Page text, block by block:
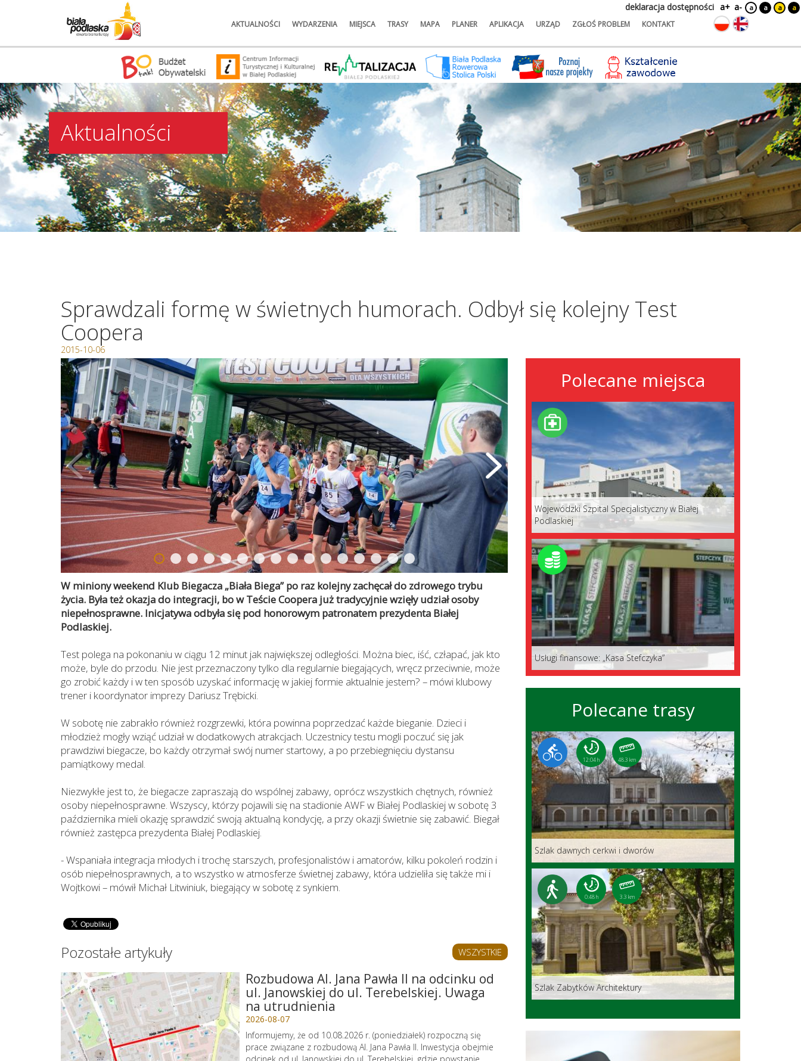
AKTUALNOŚCI WYDARZENIA MIEJSCA TRASY MAPA PLANER APLIKACJA URZĄD ZGŁOŚ PROBLEM KONTAKT
deklaracja dostępności a+ a- a a a a
Aktualności
Sprawdzali formę w świetnych humorach. Odbył się kolejny Test
Coopera
2015-10-06
W miniony weekend Klub Biegacza „Biała Biega” po raz kolejny zachęcał do zdrowego trybu
życia. Była też okazja do integracji, bo w Teście Coopera już tradycyjnie wzięły udział osoby
niepełnosprawne. Inicjatywa odbyła się pod honorowym patronatem prezydenta Białej
Podlaskiej.
Test polega na pokonaniu w ciągu 12 minut jak największej odległości. Można biec, iść, człapać, jak kto
może, byle do przodu. Nie jest przeznaczony tylko dla regularnie biegających, wręcz przeciwnie, może
go zrobić każdy i w ten sposób uzyskać informację w jakiej formie aktualnie jestem? – mówi klubowy
trener i koordynator imprezy Dariusz Trębicki.
W sobotę nie zabrakło również rozgrzewki, która powinna poprzedzać każde bieganie. Dzieci i
młodzież mogły wziąć udział w dodatkowych atrakcjach. Uczestnicy testu mogli poczuć się jak
prawdziwi biegacze, bo każdy otrzymał swój numer startowy, a po przebiegnięciu dystansu
pamiątkowy medal.
Niezwykłe jest to, że biegacze zapraszają do wspólnej zabawy, oprócz wszystkich chętnych, również
osoby niepełnosprawne. Wszyscy, którzy pojawili się na stadionie AWF w Białej Podlaskiej w sobotę 3
października mieli okazję sprawdzić swoją aktualną kondycję, a przy okazji świetnie się zabawić. Biegał
również zastępca prezydenta Białej Podlaskiej.
- Wspaniała integracja młodych i trochę starszych, profesjonalistów i amatorów, kilku pokoleń rodzin i
osób niepełnosprawnych, a to wszystko w atmosferze świetnej zabawy, która udzieliła się także mi i
Wojtkowi – mówił Michał Litwiniuk, biegający w sobotę z synkiem.
Pozostałe artykuły WSZYSTKIE
Rozbudowa Al. Jana Pawła II na odcinku od
ul. Janowskiej do ul. Terebelskiej. Uwaga
na utrudnienia
2026-08-07
Informujemy, że od 10.08.2026 r. (poniedziałek) rozpoczną się
prace związane z rozbudową Al. Jana Pawła II. Inwestycja obejmie
Polecane miejsca
Wojewódzki Szpital Specjalistyczny w Białej
Podlaskiej
Usługi finansowe: „Kasa Stefczyka”
Polecane trasy
12:04 h 48.3 km
Szlak dawnych cerkwi i dworów
0:48 h 3.3 km
Szlak Zabytków Architektury